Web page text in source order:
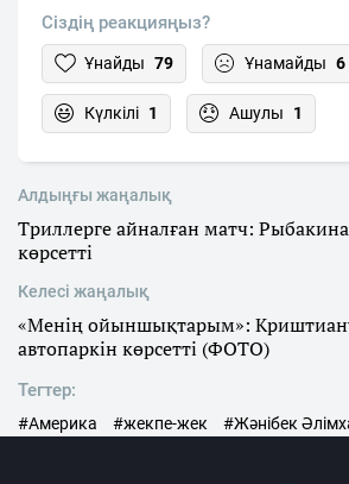
Сіздің реакцияңыз?
Ұнайды 79 Ұнамайды 6
Күлкілі 1 Ашулы 1
Алдыңғы жаңалық
Триллерге айналған матч:
көрсетті
Келесі жаңалық
«Менің ойыншықтарым»:
автопаркін көрсетті (ФОТО)
Тегтер:
#Америка #жекпе-жек #Жәнібек